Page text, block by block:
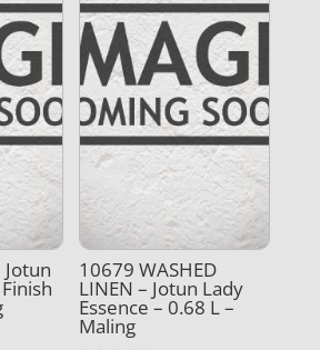
Jotun 10679 WASHED
LINEN – Jotun Lady
Essence – 0.68 L –
Maling